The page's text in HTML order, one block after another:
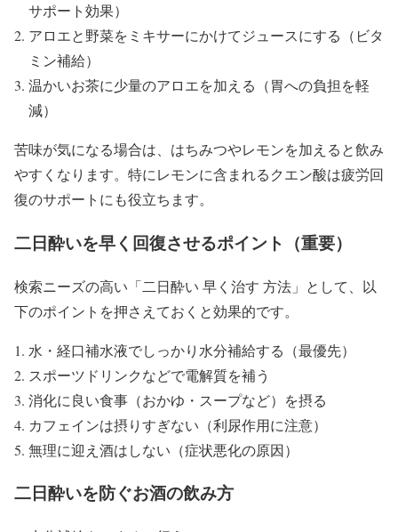
サポート効果）
アロエと野菜をミキサーにかけてジュースにする（ビタ
ミン補給）
温かいお茶に少量のアロエを加える（胃への負担を軽
減）
苦味が気になる場合は、はちみつやレモンを加えると飲み
やすくなります。特にレモンに含まれるクエン酸は疲労回
復のサポートにも役立ちます。
二日酔いを早く回復させるポイント（重要）
検索ニーズの高い「二日酔い 早く治す 方法」として、以
下のポイントを押さえておくと効果的です。
水・経口補水液でしっかり水分補給する（最優先）
スポーツドリンクなどで電解質を補う
消化に良い食事（おかゆ・スープなど）を摂る
カフェインは摂りすぎない（利尿作用に注意）
無理に迎え酒はしない（症状悪化の原因）
二日酔いを防ぐお酒の飲み方